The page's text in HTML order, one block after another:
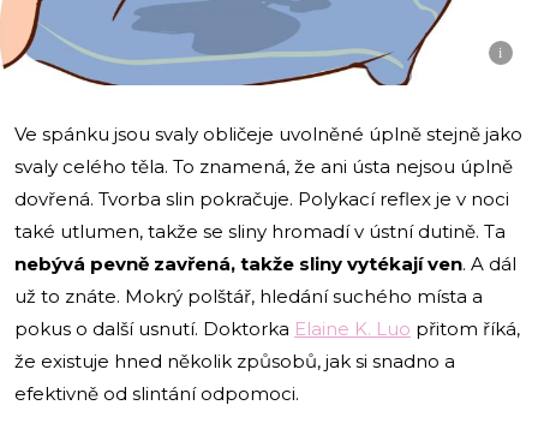
i
Ve spánku jsou svaly obličeje uvolněné úplně stejně jako
svaly celého těla. To znamená, že ani ústa nejsou úplně
dovřená. Tvorba slin pokračuje. Polykací reflex je v noci
také utlumen, takže se sliny hromadí v ústní dutině. Ta
nebývá pevně zavřená, takže sliny vytékají ven. A dál
už to znáte. Mokrý polštář, hledání suchého místa a
pokus o další usnutí. Doktorka Elaine K. Luo přitom říká,
že existuje hned několik způsobů, jak si snadno a
efektivně od slintání odpomoci.